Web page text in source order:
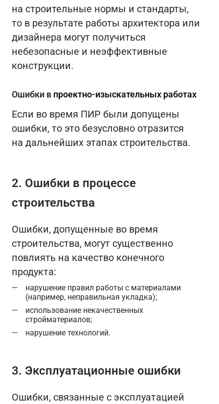
на строительные нормы и стандарты,
то в результате работы архитектора или
дизайнера могут получиться
небезопасные и неэффективные
конструкции.
Ошибки в проектно-изыскательных работах
Если во время ПИР были допущены
ошибки, то это безусловно отразится
на дальнейших этапах строительства.
2. Ошибки в процессе
строительства
Ошибки, допущенные во время
строительства, могут существенно
повлиять на качество конечного
продукта:
нарушение правил работы с материалами
(например, неправильная укладка);
использование некачественных
стройматериалов;
нарушение технологий.
3. Эксплуатационные ошибки
Ошибки, связанные с эксплуатацией